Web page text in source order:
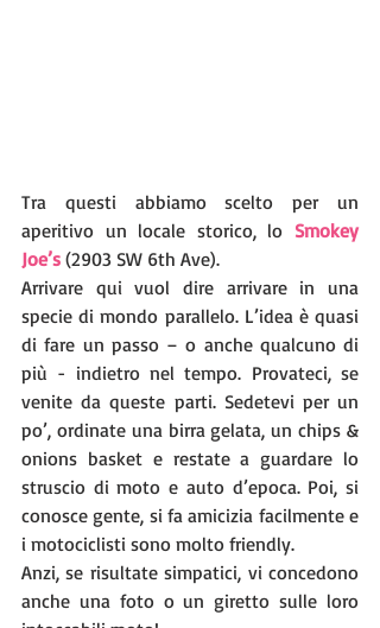
Tra questi abbiamo scelto per un
aperitivo un locale storico, lo Smokey
Joe’s (2903 SW 6th Ave).
Arrivare qui vuol dire arrivare in una
specie di mondo parallelo. L’idea è quasi
di fare un passo – o anche qualcuno di
più - indietro nel tempo. Provateci, se
venite da queste parti. Sedetevi per un
po’, ordinate una birra gelata, un chips &
onions basket e restate a guardare lo
struscio di moto e auto d’epoca. Poi, si
conosce gente, si fa amicizia facilmente e
i motociclisti sono molto friendly.
Anzi, se risultate simpatici, vi concedono
anche una foto o un giretto sulle loro